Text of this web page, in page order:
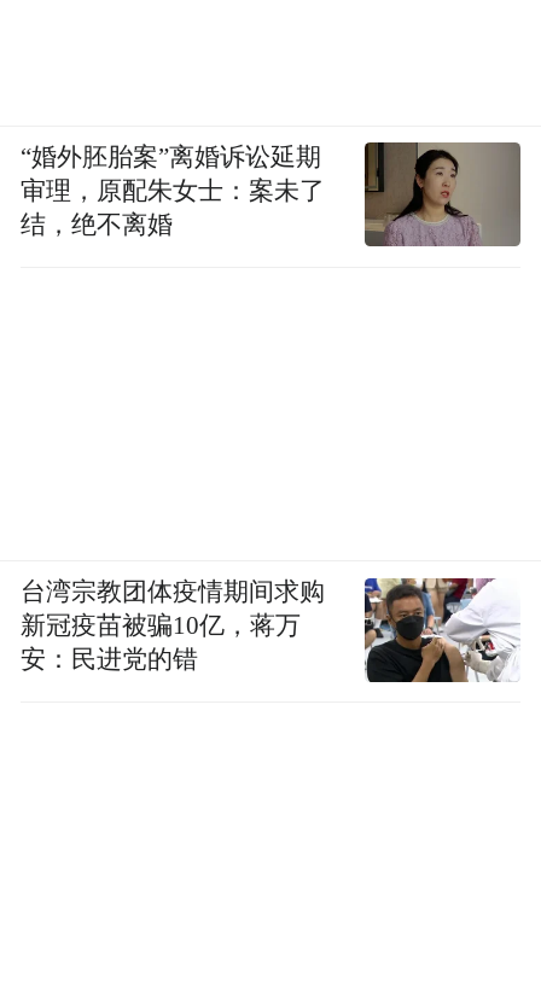
“婚外胚胎案”离婚诉讼延期
审理，原配朱女士：案未了
结，绝不离婚
台湾宗教团体疫情期间求购
新冠疫苗被骗10亿，蒋万
安：民进党的错